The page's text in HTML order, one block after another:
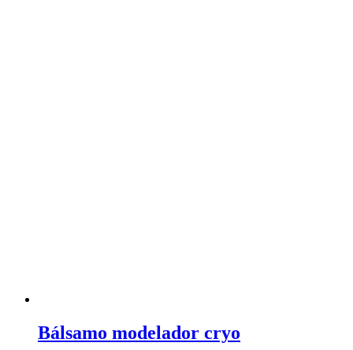
Bálsamo modelador cryo